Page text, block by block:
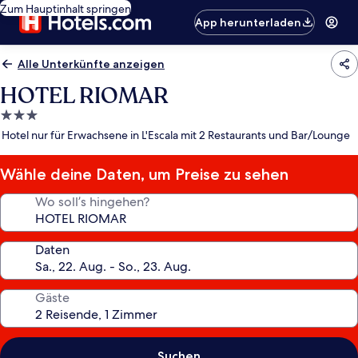
Zum Hauptinhalt springen
App herunterladen
Alle Unterkünfte anzeigen
HOTEL RIOMAR
3.0-
Sterne-
Hotel nur für Erwachsene in L'Escala mit 2 Restaurants und Bar/Lounge
Wähle deine Daten, um Preise zu sehen
Wo soll’s hingehen?
Daten
Gäste